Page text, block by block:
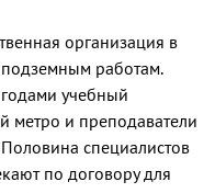
организация в
работам.
учебный
метро и препода­ватели
специалистов
по договору для